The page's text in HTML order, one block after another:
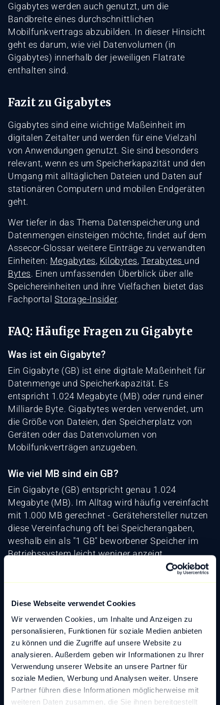
Diese Webseite verwendet Cookies
Wir verwenden Cookies, um Inhalte und Anzeigen zu
personalisieren, Funktionen für soziale Medien anbieten
zu können und die Zugriffe auf unsere Website zu
analysieren. Außerdem geben wir Informationen zu Ihrer
Verwendung unserer Website an unsere Partner für
soziale Medien, Werbung und Analysen weiter. Unsere
Partner führen diese Informationen möglicherweise mit
weiteren Daten zusammen, die Sie ihnen bereitgestellt
Gigabytes werden auch genutzt, um die
Bandbreite eines durchschnittlichen
Mobilfunkvertrags abzubilden. In dieser Hinsicht
geht es darum, wie viel Datenvolumen (in
Gigabytes) innerhalb der jeweiligen Flatrate
enthalten sind.
Fazit zu Gigabytes
Gigabytes sind eine wichtige Maßeinheit im
digitalen Zeitalter und werden für eine Vielzahl
von Anwendungen genutzt. Sie sind besonders
relevant, wenn es um Speicherkapazität und den
Umgang mit alltäglichen Dateien und Daten auf
stationären Computern und mobilen Endgeräten
geht.
Wer tiefer in das Thema Datenspeicherung und
Datenmengen einsteigen möchte, findet auf dem
Assecor-Glossar weitere Einträge zu verwandten
Einheiten: Megabytes, Kilobytes, Terabytes und
Bytes. Einen umfassenden Überblick über alle
Speichereinheiten und ihre Vielfachen bietet das
Fachportal Storage-Insider.
FAQ: Häufige Fragen zu Gigabyte
Was ist ein Gigabyte?
Ein Gigabyte (GB) ist eine digitale Maßeinheit für
Datenmenge und Speicherkapazität. Es
entspricht 1.024 Megabyte (MB) oder rund einer
Milliarde Byte. Gigabytes werden verwendet, um
die Größe von Dateien, den Speicherplatz von
Geräten oder das Datenvolumen von
Mobilfunkverträgen anzugeben.
Wie viel MB sind ein GB?
Ein Gigabyte (GB) entspricht genau 1.024
Megabyte (MB). Im Alltag wird häufig vereinfacht
mit 1.000 MB gerechnet - Gerätehersteller nutzen
diese Vereinfachung oft bei Speicherangaben,
weshalb ein als "1 GB" beworbener Speicher im
Betriebssystem leicht weniger anzeigt.
Was ist größer: MB oder GB?
(MB). 1 GB entspricht 1.024 MB. Die Reihenfolge
der Einheiten von klein nach groß lautet: Byte -
Kilobyte (KB) - Megabyte (MB) - Gigabyte (GB) -
Terabyte (TB).
Was bedeutet GB beim Handy?
Beim Smartphone steht GB für Gigabyte und
bezeichnet zwei verschiedene Dinge: den internen